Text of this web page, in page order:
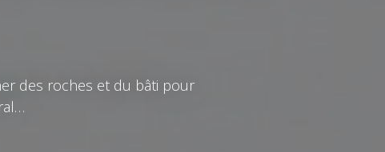
des roches et du bâti pour